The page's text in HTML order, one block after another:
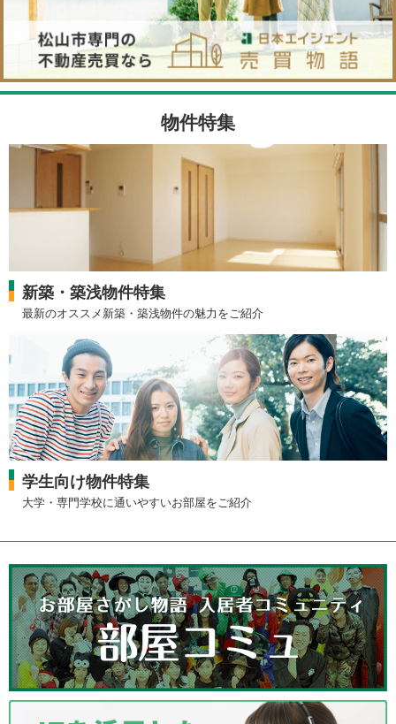
物件特集
新築・築浅物件特集
最新のオススメ新築・築浅物件の魅力をご紹介
学生向け物件特集
大学・専門学校に通いやすいお部屋をご紹介